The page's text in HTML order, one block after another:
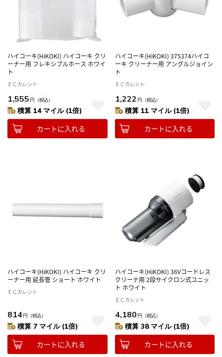
ハイコーキ(HiKOKI) ハイコーキ クリ
ーナー用 フレキシブルホース ホワイ
ト
ＥＣカレント
1,555 円 （税込）
積算 14 マイル (1倍)
カートに入れる
ハイコーキ(HiKOKI) 375374ハイコ
ーキ クリーナー用 アングルジョイン
ト
ＥＣカレント
1,222 円 （税込）
積算 11 マイル (1倍)
カートに入れる
ハイコーキ(HiKOKI) ハイコーキ クリ
ーナー用 延長管 ショート ホワイト
ＥＣカレント
814円 （税込）
積算 7 マイル (1倍)
カートに入れる
ハイコーキ(HiKOKI) 36Vコードレス
クリーナ用 2段サイクロン式ユニッ
ト ホワイト
ＥＣカレント
4,180 円 （税込）
積算 38 マイル (1倍)
カートに入れる